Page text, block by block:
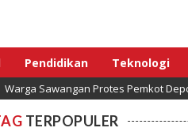
Pendidikan Teknologi
Sport
Warga Sawangan Protes Pemkot
TERPOPULER